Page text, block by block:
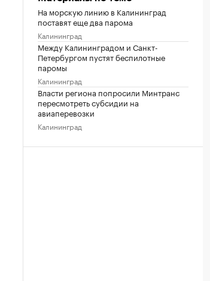
На морскую линию в Калининград
поставят еще два парома
Калининград
Между Калининградом и Санкт-
Петербургом пустят беспилотные
паромы
Калининград
Власти региона попросили Минтранс
пересмотреть субсидии на
авиаперевозки
Калининград